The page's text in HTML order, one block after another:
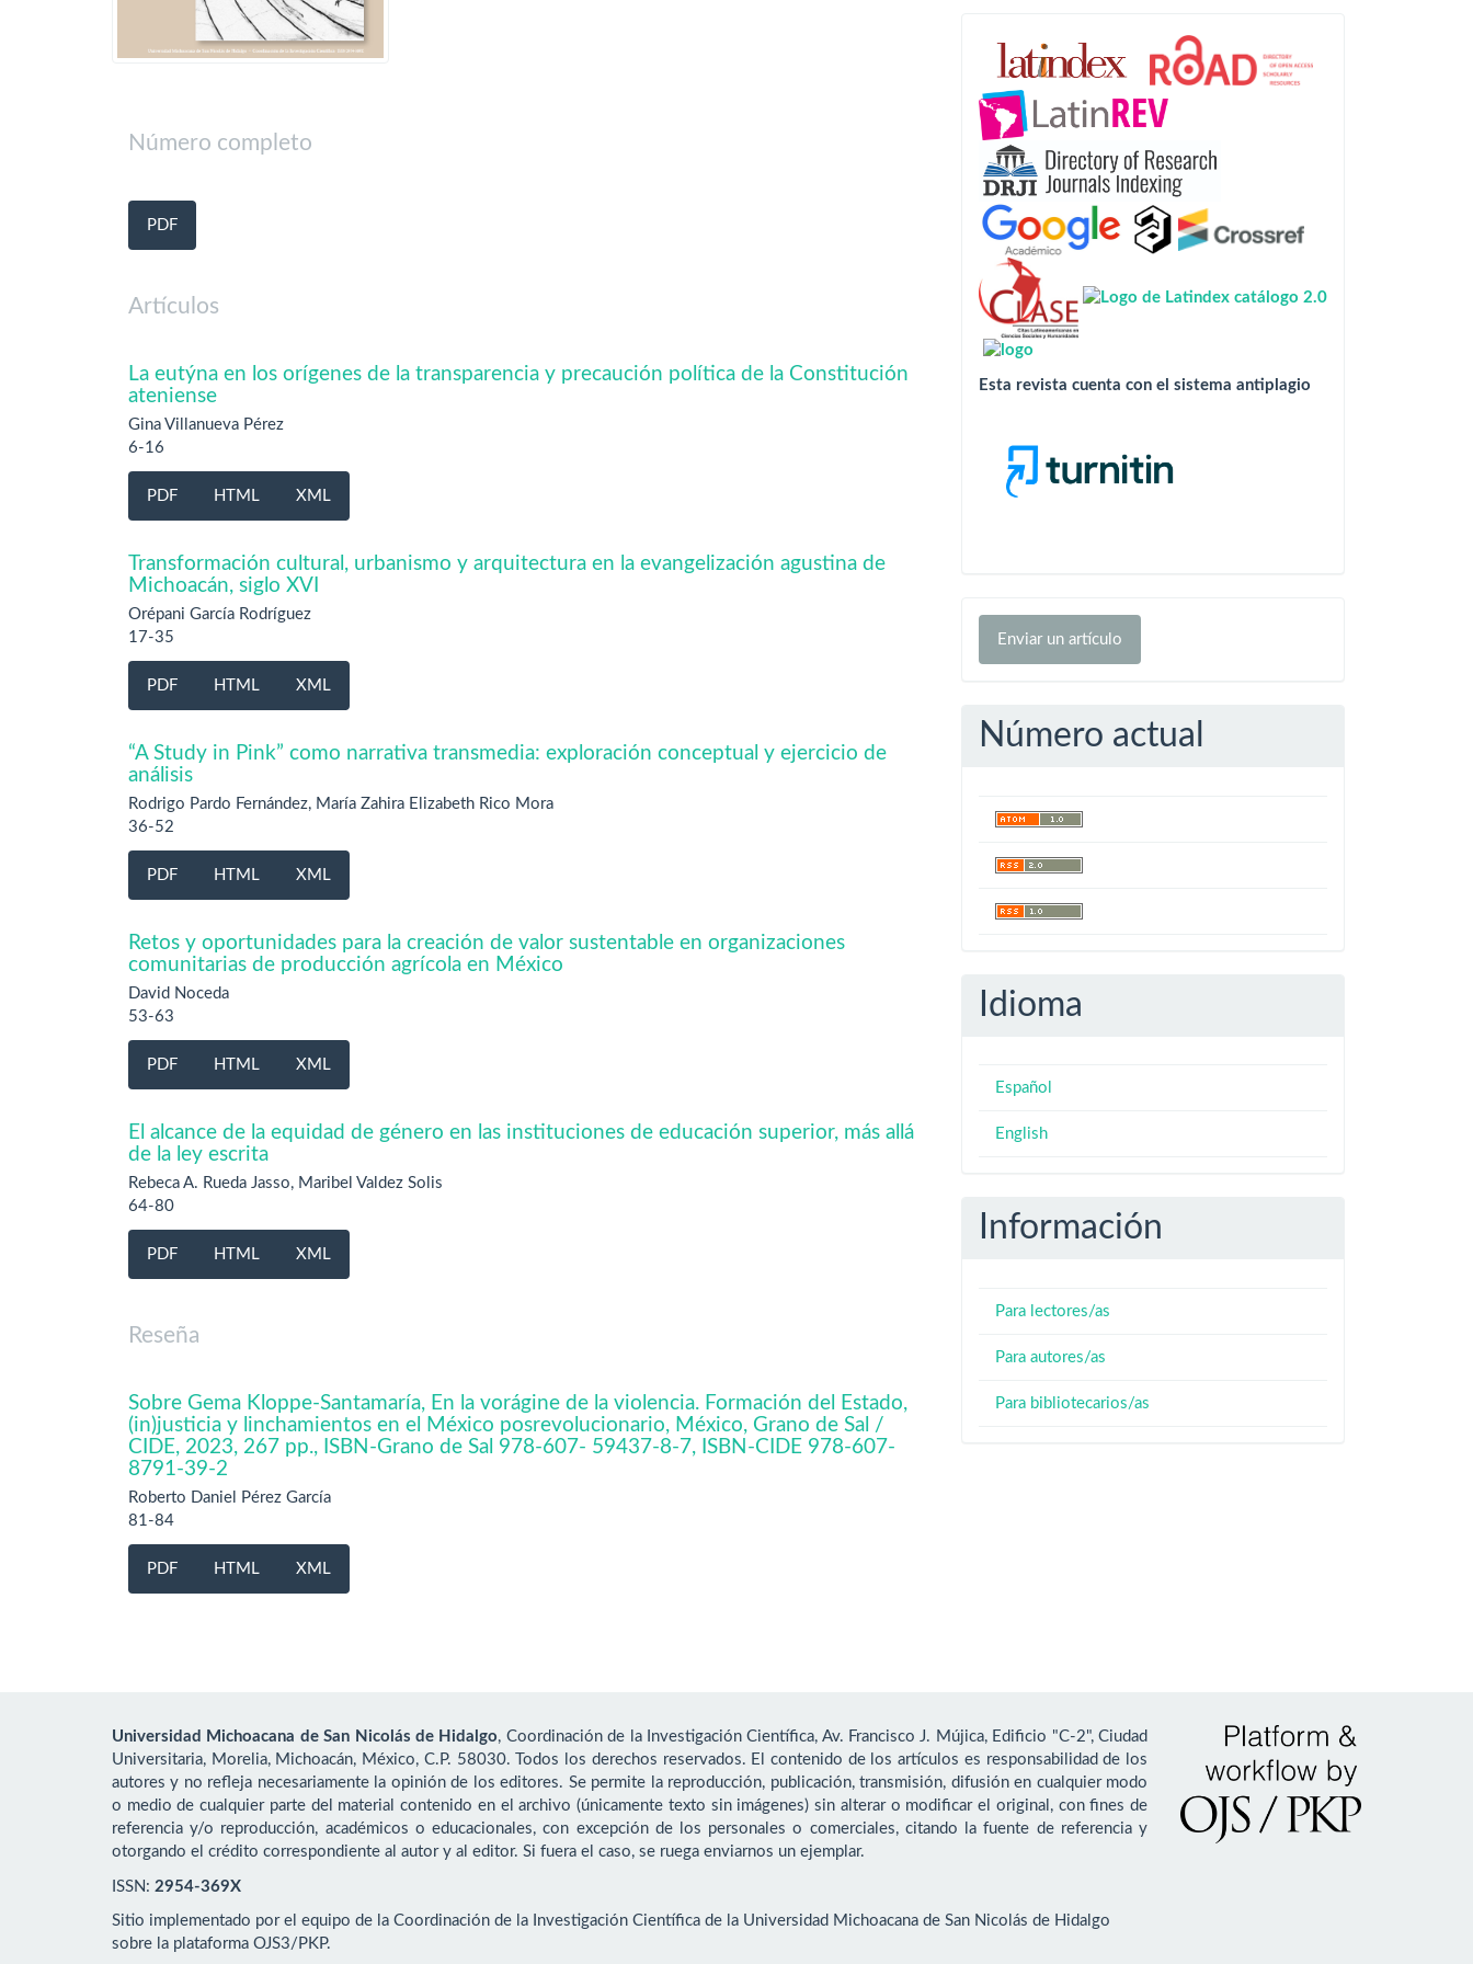
Número completo
PDF
Artículos
La eutýna en los orígenes de la transparencia y precaución política de la Constitución
ateniense
Gina Villanueva Pérez
6-16
PDF HTML XML
Transformación cultural, urbanismo y arquitectura en la evangelización agustina de
Michoacán, siglo XVI
Orépani García Rodríguez
17-35
PDF HTML XML
“A Study in Pink” como narrativa transmedia: exploración conceptual y ejercicio de
análisis
Rodrigo Pardo Fernández, María Zahira Elizabeth Rico Mora
36-52
PDF HTML XML
Retos y oportunidades para la creación de valor sustentable en organizaciones
comunitarias de producción agrícola en México
David Noceda
53-63
PDF HTML XML
El alcance de la equidad de género en las instituciones de educación superior, más allá
de la ley escrita
Rebeca A. Rueda Jasso, Maribel Valdez Solis
64-80
PDF HTML XML
Reseña
Sobre Gema Kloppe-Santamaría, En la vorágine de la violencia. Formación del Estado,
(in)justicia y linchamientos en el México posrevolucionario, México, Grano de Sal /
CIDE, 2023, 267 pp., ISBN-Grano de Sal 978-607- 59437-8-7, ISBN-CIDE 978-607-
8791-39-2
Roberto Daniel Pérez García
81-84
PDF HTML XML
Esta
revista
está
indizada
en:
Esta revista cuenta con el sistema antiplagio
Enviar
unEnviar un artículo
Número actual
Idioma
Español
English
Información
Para lectores/as
Para autores/as
Para bibliotecarios/as
Universidad Michoacana de San Nicolás de Hidalgo, Coordinación de la Investigación Científica, Av. Francisco J. Mújica, Edificio "C-2", Ciudad
Universitaria, Morelia, Michoacán, México, C.P. 58030. Todos los derechos reservados. El contenido de los artículos es responsabilidad de los
autores y no refleja necesariamente la opinión de los editores. Se permite la reproducción, publicación, transmisión, difusión en cualquier modo
o medio de cualquier parte del material contenido en el archivo (únicamente texto sin imágenes) sin alterar o modificar el original, con fines de
referencia y/o reproducción, académicos o educacionales, con excepción de los personales o comerciales, citando la fuente de referencia y
otorgando el crédito correspondiente al autor y al editor. Si fuera el caso, se ruega enviarnos un ejemplar.
ISSN: 2954-369X
Sitio implementado por el equipo de la Coordinación de la Investigación Científica de la Universidad Michoacana de San Nicolás de Hidalgo
sobre la plataforma OJS3/PKP.